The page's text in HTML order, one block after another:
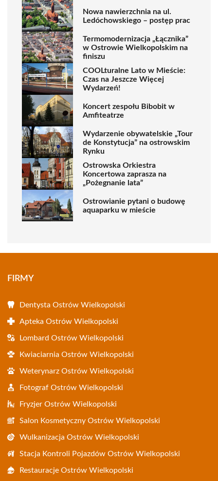
Nowa nawierzchnia na ul.
Ledóchowskiego – postęp prac
Termomodernizacja „Łącznika”
w Ostrowie Wielkopolskim na
finiszu
COOLturalne Lato w Mieście:
Czas na Jeszcze Więcej
Wydarzeń!
Koncert zespołu Bibobit w
Amfiteatrze
Wydarzenie obywatelskie „Tour
de Konstytucja” na ostrowskim
Rynku
Ostrowska Orkiestra
Koncertowa zaprasza na
„Pożegnanie lata”
Ostrowianie pytani o budowę
aquaparku w mieście
FIRMY
Dentysta Ostrów Wielkopolski
Apteka Ostrów Wielkopolski
Lombard Ostrów Wielkopolski
Kwiaciarnia Ostrów Wielkopolski
Weterynarz Ostrów Wielkopolski
Fotograf Ostrów Wielkopolski
Fryzjer Ostrów Wielkopolski
Salon Kosmetyczny Ostrów Wielkopolski
Wulkanizacja Ostrów Wielkopolski
Stacja Kontroli Pojazdów Ostrów Wielkopolski
Restauracje Ostrów Wielkopolski